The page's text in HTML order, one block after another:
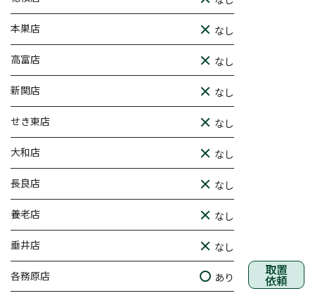
本巣店 なし
高富店 なし
新関店 なし
せき東店 なし
大和店 なし
長良店 なし
養老店 なし
垂井店 なし
各務原店 あり 取置
依頼